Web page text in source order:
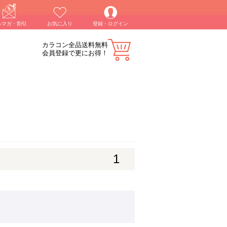
マガ・割引 お気に入り 登録・ログイン
カラコン全品送料無料
会員登録で更にお得！
1